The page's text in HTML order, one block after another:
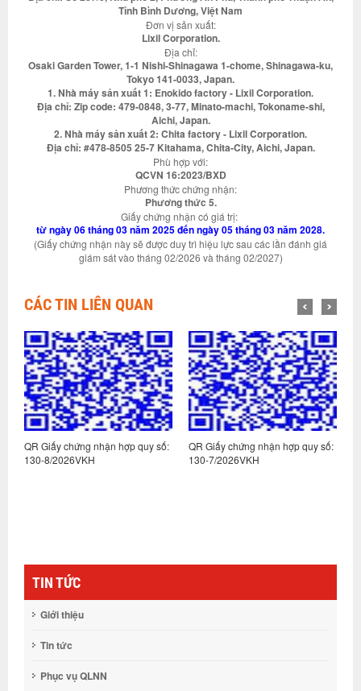
Tỉnh Bình Dương, Việt Nam
Đơn vị sản xuất:
Lixil Corporation.
Địa chỉ:
Osaki Garden Tower, 1-1 Nishi-Shinagawa 1-chome, Shinagawa-ku,
Tokyo 141-0033, Japan.
1. Nhà máy sản xuất 1: Enokido factory - Lixil Corporation.
Địa chỉ: Zip code: 479-0848, 3-77, Minato-machi, Tokoname-shi,
Aichi, Japan.
2. Nhà máy sản xuất 2: Chita factory - Lixil Corporation.
Địa chỉ: #478-8505 25-7 Kitahama, Chita-City, Aichi, Japan.
Phù hợp với:
QCVN 16:2023/BXD
Phương thức chứng nhận:
Phương thức 5.
Giấy chứng nhận có giá trị:
từ ngày 06 tháng 03 năm 2025 đến ngày 05 tháng 03 năm 2028.
(Giấy chứng nhận này sẽ được duy trì hiệu lực sau các lần đánh giá
giám sát vào tháng 02/2026 và tháng 02/2027)
CÁC TIN LIÊN QUAN
QR Giấy chứng nhận hợp quy số:
130-8/2026VKH
QR Giấy chứng nhận hợp quy số:
130-7/2026VKH
TIN TỨC
Giới thiệu
Tin tức
Phục vụ QLNN